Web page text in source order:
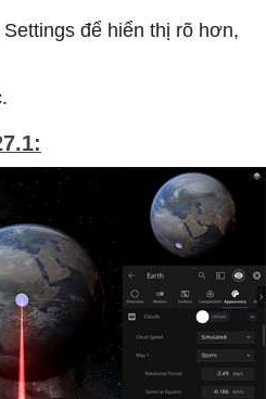
để hiển thị rõ hơn,